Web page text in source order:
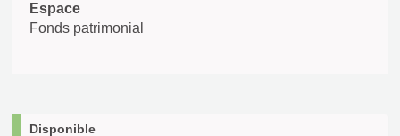
Espace
Fonds patrimonial
Disponible